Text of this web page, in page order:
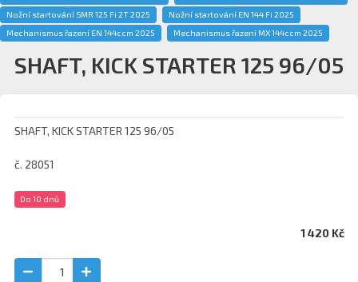
Nožní startování SMR 125 Fi 2T 2025
Nožní startování EN 144 Fi 2025
Mechanismus řazení EN 144ccm 2025
Mechanismus řazení MX 144ccm 2025
SHAFT, KICK STARTER 125 96/05
SHAFT, KICK STARTER 125 96/05
č. 28051
Do 10 dnů
1 420 Kč